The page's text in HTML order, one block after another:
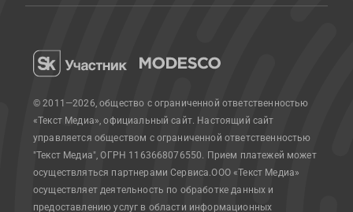
© 2011—2026, общество с ограниченной ответственностью
«Текст Медиа», официальный сайт. Настоящий сайт
управляется обществом с ограниченной ответственностью
"Текст Медиа", ОГРН 1163668076550. Прием платежей может
осуществляться партнерами Сервиса.ООО «Текст Медиа»
осуществляет деятельность по обработке данных и
предоставлению услуг в области информационных